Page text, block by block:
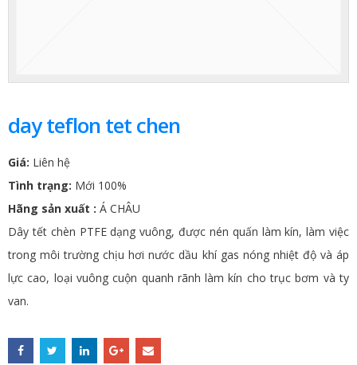
day teflon tet chen
Giá: Liên hệ
Tình trạng: Mới 100%
Hãng sản xuất : Á CHÂU
Dây tết chèn PTFE dạng vuông, được nén quấn làm kín, làm việc
trong môi trường chịu hơi nước dầu khí gas nóng nhiệt độ và áp
lực cao, loại vuông cuộn quanh rãnh làm kín cho trục bơm và ty
van.